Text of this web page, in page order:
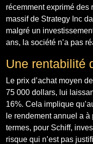
récemment exprimé des
massif de Strategy Inc
malgré un
ans, la société n’a pas
Une rentabilité
Le prix d’achat moyen
75 000 dollars, lui
16%. Cela implique
le rendement annuel a
termes, pour Schiff,
risque qui n’est pas